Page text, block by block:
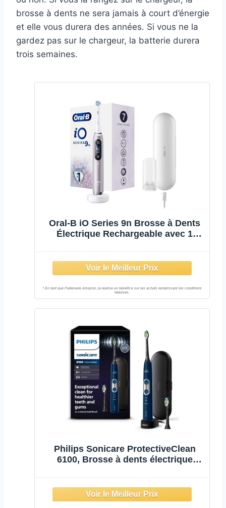
brosse à dents ne sera jamais à court d’énergie
et elle vous durera des années. Si vous ne la
gardez pas sur le chargeur, la batterie durera
trois semaines.
Oral-B iO Series 9n Brosse à Dents
Électrique Rechargeable avec 1
Voyage Premium Offert
Philips Sonicare ProtectiveClean
6100, Brosse à dents électrique
pression, minuterie, étui de voyage,
bleu marine, HX6871/47